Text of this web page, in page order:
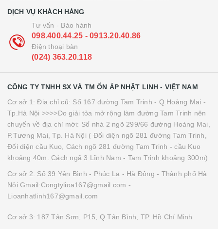
DỊCH VỤ KHÁCH HÀNG
Tư vấn - Bảo hành
098.400.44.25 - 0913.20.40.86
Điện thoại bàn
(024) 363.20.118
CÔNG TY TNHH SX VÀ TM ỔN ÁP NHẬT LINH - VIỆT NAM
Cơ sở 1: Địa chỉ cũ: Số 167 đường Tam Trinh - Q.Hoàng Mai -
Tp.Hà Nội >>>>Do giải tỏa mở rộng làm đường Tam Trinh nên
chuyển về địa chỉ mới: Số nhà 2 ngõ 299/66 đường Hoàng Mai,
P.Tương Mai, Tp. Hà Nội ( Đối diện ngõ 281 đường Tam Trinh,
Đối diện cầu Kuo, Cách ngõ 281 đường Tam Trinh - cầu Kuo
khoảng 40m. Cách ngã 3 Lĩnh Nam - Tam Trinh khoảng 300m)
Cơ sở 2: Số 39 Yên Bình - Phúc La - Hà Đông - Thành phố Hà
Nội Gmail:Congtylioa167@gmail.com -
Lioanhatlinh167@gmail.com
Cơ sở 3: 187 Tân Sơn, P15, Q.Tân Bình, TP. Hồ Chí Minh